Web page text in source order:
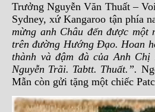
Trưởng Nguyễn Văn Thuất –
Sydney, xứ Kangaroo tận phía
mừng anh Châu đến được một
trên đường Hướng Đạo. Hoan
thành và đậm đà của Anh
Nguyễn Trãi. Tabtt. Thuất.”.
Mẫn còn gửi tặng một chiếc